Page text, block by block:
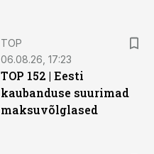
TOP
06.08.26, 17:23
TOP 152 | Eesti
kaubanduse suurimad
maksuvõlglased